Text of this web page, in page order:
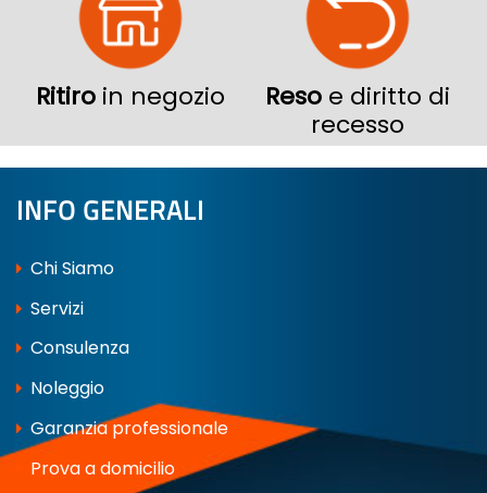
Ritiro in negozio Resoe diritto di
recesso
INFO GENERALI
Chi Siamo
Servizi
Consulenza
Noleggio
Garanzia professionale
Prova a domicilio